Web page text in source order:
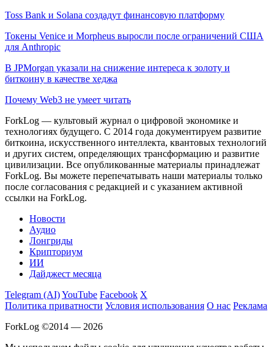
Toss Bank и Solana создадут финансовую платформу
Токены Venice и Morpheus выросли после ограничений США
для Anthropic
В JPMorgan указали на снижение интереса к золоту и
биткоину в качестве хеджа
Почему Web3 не умеет читать
ForkLog — культовый журнал о цифровой экономике и
технологиях будущего. С 2014 года документируем развитие
биткоина, искусственного интеллекта, квантовых технологий
и других систем, определяющих трансформацию и развитие
цивилизации. Все опубликованные материалы принадлежат
ForkLog. Вы можете перепечатывать наши материалы только
после согласования с редакцией и с указанием активной
ссылки на ForkLog.
Новости
Аудио
Лонгриды
Крипториум
ИИ
Дайджест месяца
Telegram (AI)YouTube Facebook X
Политика приватности Условия использования О нас Реклама
ForkLog ©2014 — 2026